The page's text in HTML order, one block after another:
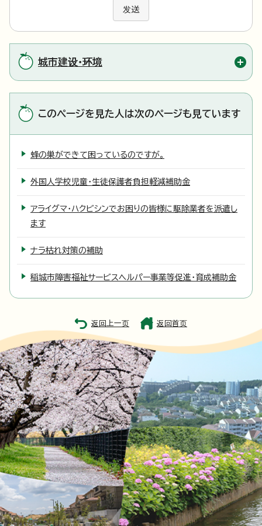
发送
城市建设・环境
このページを見た人は次のページも見ています
蜂の巣ができて困っているのですが。
外国人学校児童・生徒保護者負担軽減補助金
アライグマ・ハクビシンでお困りの皆様に駆除業者を派遣し
ます
ナラ枯れ対策の補助
稲城市障害福祉サービスヘルパー事業等促進・育成補助金
返回上一页 返回首页